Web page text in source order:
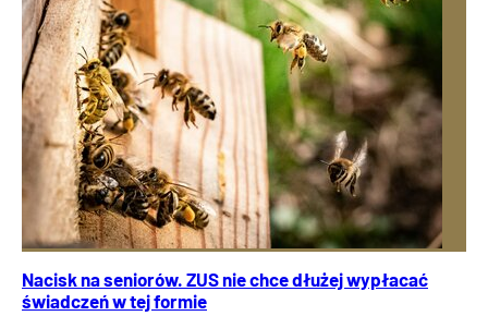
Nacisk na seniorów. ZUS nie chce dłużej wypłacać
świadczeń w tej formie